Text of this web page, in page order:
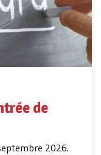
de
2026.